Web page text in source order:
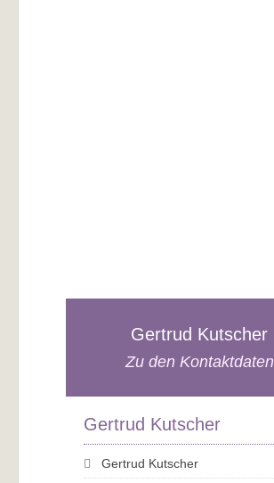
Gertrud Kutscher
Zu den Kontaktdaten
Gertrud Kutscher
Gertrud Kutscher